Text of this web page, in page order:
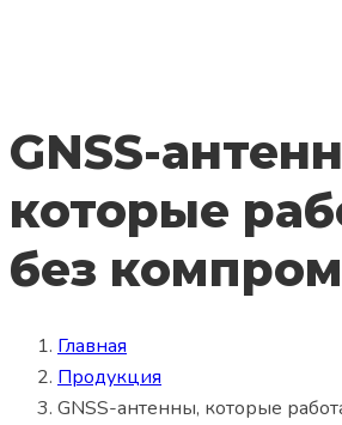
GNSS-
которые
без
Главная
Продукция
GNSS-антенны, которые